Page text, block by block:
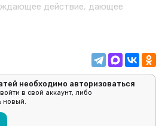
действие, дающее
необходимо авторизоваться
в свой аккаунт, либо
новый.